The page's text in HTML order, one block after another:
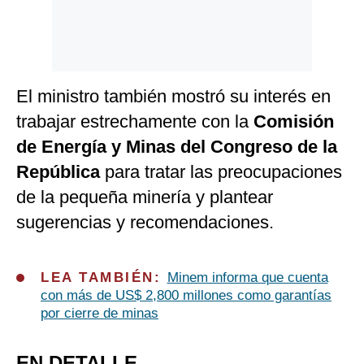
El ministro también mostró su interés en
trabajar estrechamente con la Comisión
de Energía y Minas del Congreso de la
Repúblicapara tratar las preocupaciones
de la pequeña minería y plantear
sugerencias y recomendaciones.
LEA TAMBIÉN:
Minem informa que cuenta
con más de US$ 2,800 millones como garantías
por cierre de minas